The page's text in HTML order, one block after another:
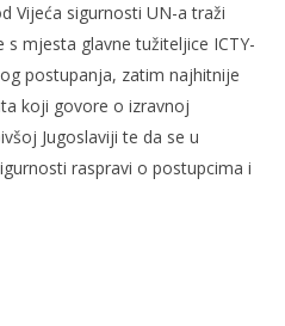
Vijeća sigurnosti UN-a traži
mjesta glavne tužiteljice ICTY-
postupanja, zatim najhitnije
koji govore o izravnoj
Jugoslaviji te da se u
raspravi o postupcima i